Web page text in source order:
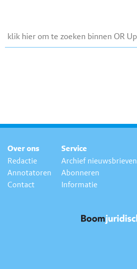
Over ons
Redactie
Annotatoren
Contact
Service
Archief nieuwsbrieven
Abonneren
Informatie